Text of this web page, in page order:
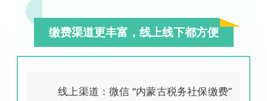
缴费渠道更丰富，线上线下都方便
线上渠道：微信 “内蒙古税务社保缴费”